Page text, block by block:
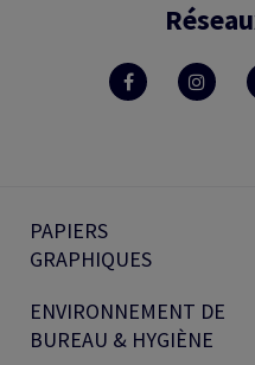
PAPIERS
GRAPHIQUES
ENVIRONNEMENT DE
BUREAU & HYGIÈNE